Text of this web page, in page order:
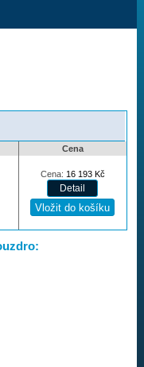
Cena
Cena: 16 193 Kč